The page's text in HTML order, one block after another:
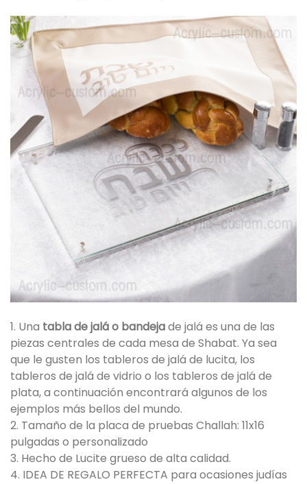
1. Una tabla de jalá o bandejade jalá es una de las
piezas centrales de cada mesa de Shabat. Ya sea
que le gusten los tableros de jalá de lucita, los
tableros de jalá de vidrio o los tableros de jalá de
plata, a continuación encontrará algunos de los
ejemplos más bellos del mundo.
2. Tamaño de la placa de pruebas Challah: 11x16
pulgadas o personalizado
3. Hecho de Lucite grueso de alta calidad.
4. IDEA DE REGALO PERFECTA para ocasiones judías